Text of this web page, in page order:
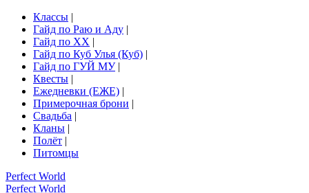
Классы |
Гайд по Раю и Аду |
Гайд по ХХ |
Гайд по Куб Улья (Куб) |
Гайд по ГУЙ МУ|
Квесты |
Ежедневки (ЕЖЕ) |
Примерочная брони |
Свадьба |
Кланы |
Полёт |
Питомцы
Perfect World
Perfect World